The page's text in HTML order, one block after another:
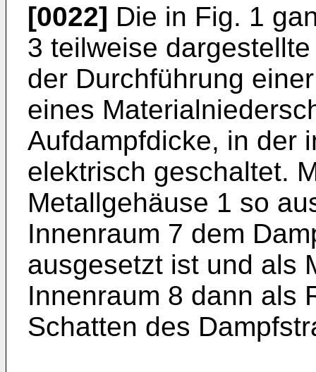
[0022] Die in Fig. 1
3 teilweise
der Durchführung
eines
Aufdampfdicke, in der
elektrisch geschaltet.
Metallgehäuse 1 so
Innenraum 7 dem
ausgesetzt ist und als
Innenraum 8 dann als
Schatten des